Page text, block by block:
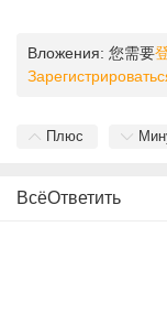
Вложения: 您需要
Плюс
ВсёОтветить